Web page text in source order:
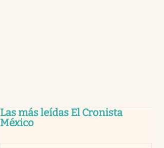
Las más leídas El Cronista
México